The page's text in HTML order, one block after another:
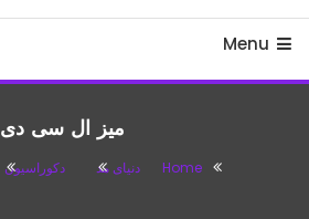
Menu
میز ال سی دی
Home دنیای مد دکوراسیون